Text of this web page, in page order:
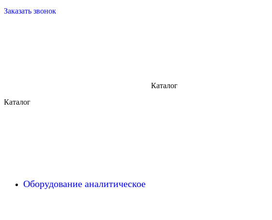
Заказать звонок
Каталог
Каталог
Оборудование аналитическое